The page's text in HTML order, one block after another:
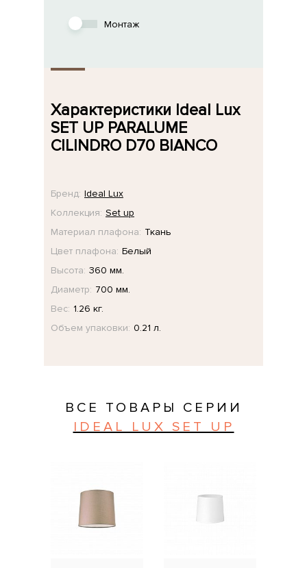
Монтаж
Характеристики Ideal Lux
SET UP PARALUME
CILINDRO D70 BIANCO
Бренд: Ideal Lux
Коллекция: Set up
Материал плафона: Ткань
Цвет плафона: Белый
Высота: 360 мм.
Диаметр: 700 мм.
Вес: 1.26 кг.
Объем упаковки: 0.21 л.
ВСЕ ТОВАРЫ СЕРИИ
IDEAL LUX SET UP